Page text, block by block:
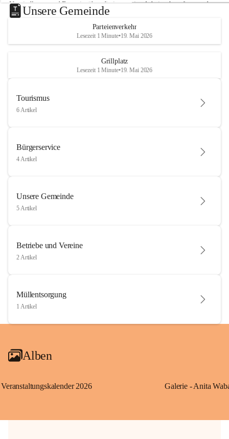
Neusiedlersee und Bgm. ist über die innovative Arbeit sehr erfreut und
hofft auf baldige praktische Anwendung der Forschungsergebnisse.
Gerade in Zeiten des Klimawandels ist jede technologische Innovation
wichtig!
Unsere Gemeinde
Parteienverkehr
Lesezeit 1 Minute•19. Mai 2026
Grillplatz
Lesezeit 1 Minute•19. Mai 2026
Tourismus
6 Artikel
Bürgerservice
4 Artikel
Unsere Gemeinde
5 Artikel
Betriebe und Vereine
2 Artikel
Müllentsorgung
1 Artikel
Alben
Veranstaltungskalender 2026 Galerie - Anita